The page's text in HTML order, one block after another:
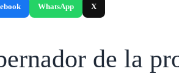
WhatsApp X
de la